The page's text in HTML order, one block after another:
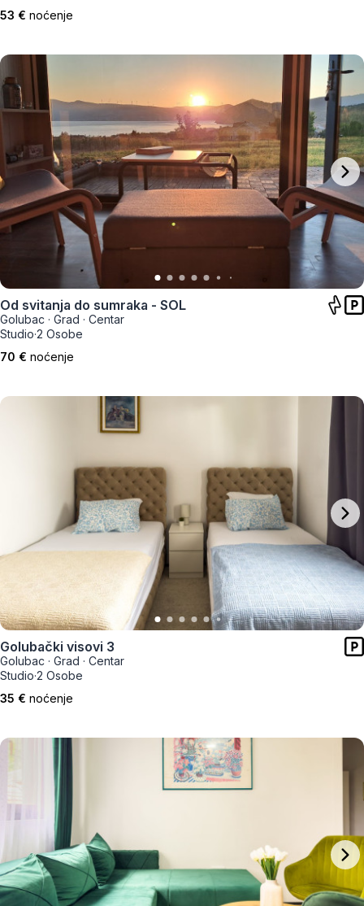
53 € noćenje
Od svitanja do sumraka - SOL
Golubac · Grad · Centar
Studio·2 Osobe
70 € noćenje
Golubački visovi 3
Golubac · Grad · Centar
Studio·2 Osobe
35 € noćenje